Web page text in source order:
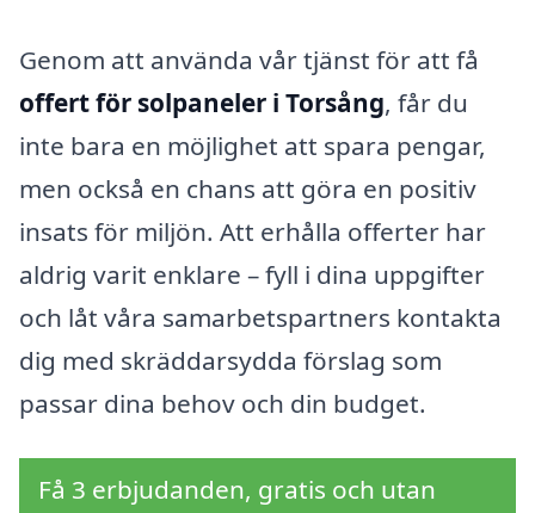
Genom att använda vår tjänst för att få
offert för solpaneler i Torsång, får du
inte bara en möjlighet att spara pengar,
men också en chans att göra en positiv
insats för miljön. Att erhålla offerter har
aldrig varit enklare – fyll i dina uppgifter
och låt våra samarbetspartners kontakta
dig med skräddarsydda förslag som
passar dina behov och din budget.
Få 3 erbjudanden, gratis och utan